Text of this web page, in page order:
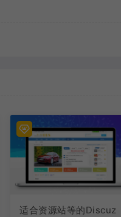
适合资源站等的Discuz